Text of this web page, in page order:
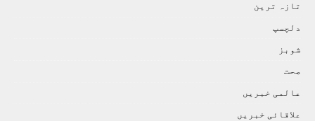
تازہ ترين
دلچسپ
شوبز
صحت
عالمی خبريں
علاقائی خبريں